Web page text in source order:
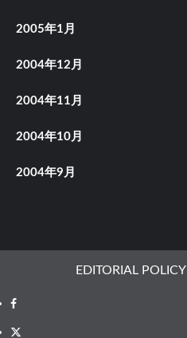
2005年1月
2004年12月
2004年11月
2004年10月
2004年9月
EDITORIAL POLICY
Facebook
X